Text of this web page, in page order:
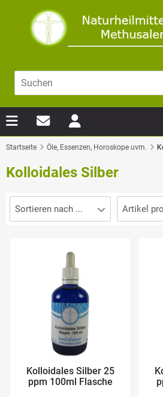
Startseite Öle, Essenzen, Horoskope uvm.
Kolloidales Silber
Sortieren nach ... Artikel
Kolloidales Silber 25
ppm 100ml Flasche